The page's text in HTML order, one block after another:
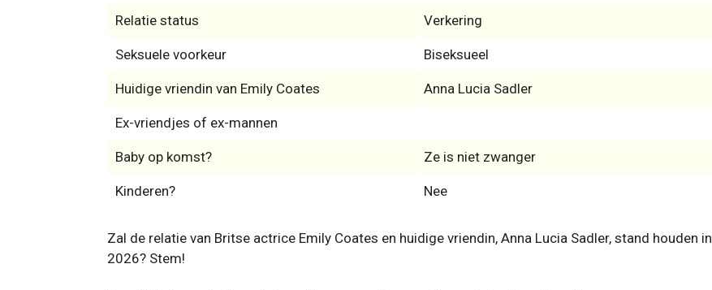
Relatie status Verkering
Seksuele voorkeur Biseksueel
Huidige vriendin van Emily Coates Anna Lucia Sadler
Ex-vriendjes of ex-mannen
Baby op komst? Ze is niet zwanger
Kinderen? Nee
Zal de relatie van Britse actrice Emily Coates en huidige vriendin, Anna Lucia Sadler, stand houden in
2026? Stem!